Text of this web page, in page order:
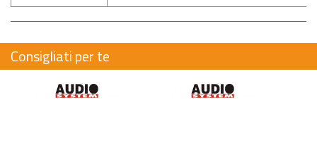
Consigliati per te